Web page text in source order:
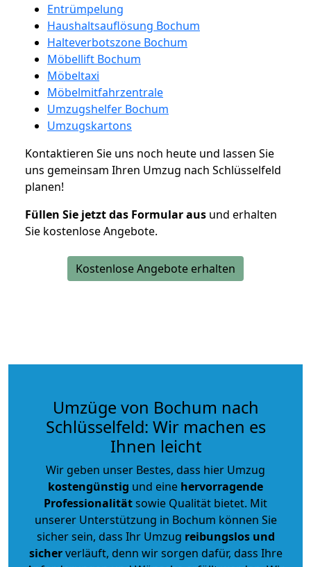
Entrümpelung
Haushaltsauflösung Bochum
Halteverbotszone Bochum
Möbellift Bochum
Möbeltaxi
Möbelmitfahrzentrale
Umzugshelfer Bochum
Umzugskartons
Kontaktieren Sie uns noch heute und lassen Sie
uns gemeinsam Ihren Umzug nach Schlüsselfeld
planen!
Füllen Sie jetzt das Formular aus und erhalten
Sie kostenlose Angebote.
Kostenlose Angebote erhalten
Umzüge von Bochum nach
Schlüsselfeld: Wir machen es
Ihnen leicht
Wir geben unser Bestes, dass hier Umzug
kostengünstig und eine hervorragende
Professionalitätsowie Qualität bietet. Mit
unserer Unterstützung in Bochum können Sie
sicher sein, dass Ihr Umzug reibungslos und
sicherverläuft, denn wir sorgen dafür, dass Ihre